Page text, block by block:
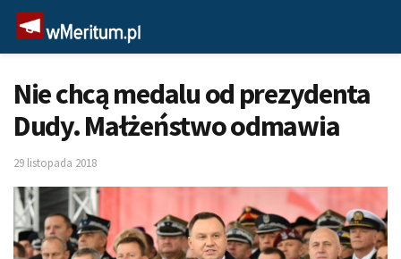
Nie chcą medalu od prezydenta
Dudy. Małżeństwo odmawia
29 listopada 2018